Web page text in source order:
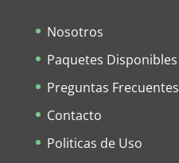
Nosotros
Paquetes Disponibles
Preguntas Frecuentes
Contacto
Politicas de Uso